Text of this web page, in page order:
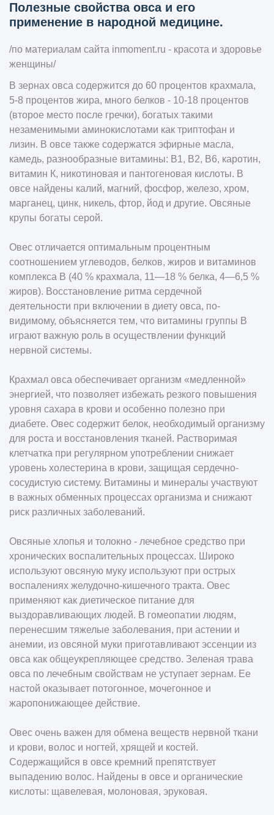
Полезные свойства овса и его
применение в народной медицине.
/по материалам сайта inmoment.ru - красота и здоровье
женщины/
В зернах овса содержится до 60 процентов крахмала,
5-8 процентов жира, много белков - 10-18 процентов
(второе место после гречки), богатых такими
нeзaмeнимыми аминокислотами как триптофан и
лизин. В овсе также содержатся эфирные масла,
камедь, разнообразные витамины: В1, В2, В6, каротин,
витамин К, никотиновая и пантогеновая кислоты. В
овсе найдены калий, магний, фосфор, железо, хром,
марганец, цинк, никель, фтор, йод и другие. Овсяные
крупы богаты серой.
Овес отличается оптимальным процентным
соотношением углеводов, белков, жиров и витаминов
комплекса В (40 % крахмала, 11—18 % белка, 4—6,5 %
жиров). Восстановление ритма сердечной
деятельности при включении в диету овса, по-
видимому, объясняется тем, что витамины группы В
играют важную роль в осуществлении функций
нервной системы.
Крахмал овса обеспечивает организм «медленной»
энергией, что позволяет избежать резкого повышения
уровня сахара в крови и особенно полезно при
диабете. Овес содержит белок, необходимый организму
для роста и восстановления тканей. Растворимая
клетчатка при регулярном употреблении снижает
уровень холестерина в крови, защищая сердечно-
сосудистую систему. Витамины и минералы участвуют
в важных обменных процессах организма и снижают
риск различных заболеваний.
Овсяные хлопья и толокно - лечебное средство при
хронических воспалительных процессах. Широко
используют овсяную муку используют при острых
воспалениях желудочно-кишечного тракта. Овес
применяют как диетическое питание для
выздоравливающих людей. В гомеопатии людям,
перенесшим тяжелые заболевания, при астении и
анемии, из овсяной муки приготавливают эссенции из
овса как общеукрепляющее средство. Зеленая трава
овса по лечебным свойствам не уступает зернам. Ее
настой оказывает потогонное, мочегонное и
жаропонижающее действие.
Овес очень важен для обмена веществ нервной ткани
и крови, волос и ногтей, хрящей и костей.
Содержащийся в овсе кремний препятствует
выпадению волос. Найдены в овсе и органические
кислоты: щавелевая, молоновая, эруковая.